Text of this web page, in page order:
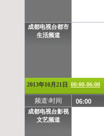
成都电视台都市
生活频道
2013年10月21日 00:00-06:00
频道\时间 06:00
成都电视台影视
文艺频道